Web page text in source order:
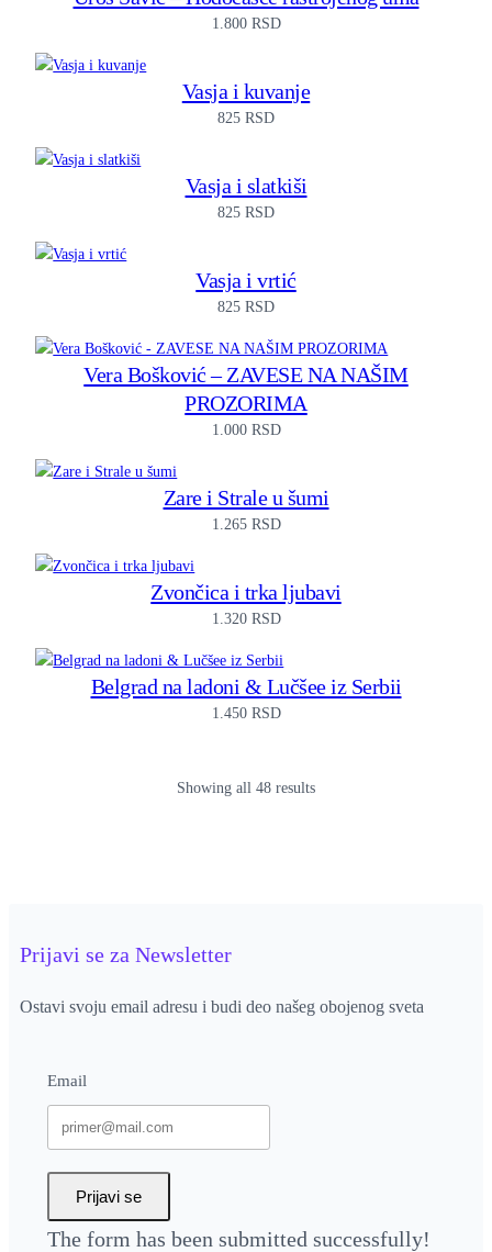
1.800 RSD
Vasja i kuvanje
825 RSD
Vasja i slatkiši
825 RSD
Vasja i vrtić
825 RSD
Vera Bošković – ZAVESE NA NAŠIM
PROZORIMA
1.000 RSD
Zare i Strale u šumi
1.265 RSD
Zvončica i trka ljubavi
1.320 RSD
Belgrad na ladoni & Lučšee iz Serbii
1.450 RSD
Showing all 48 results
Prijavi se za Newsletter
Ostavi svoju email adresu i budi deo našeg obojenog sveta
Email
Prijavi se
The form has been submitted successfully!